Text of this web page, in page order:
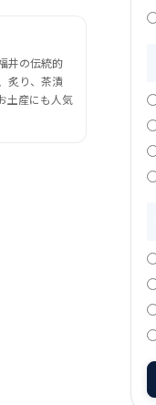
井の伝統的
炙り、茶漬
土産にも人気